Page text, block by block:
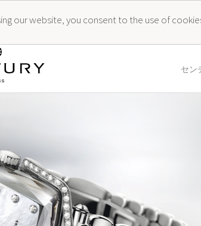
our website, you consent to the use of
セン